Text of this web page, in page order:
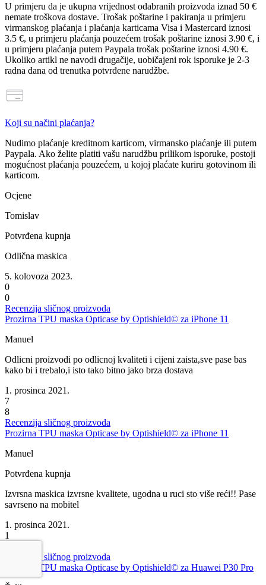
U primjeru da je ukupna vrijednost odabranih proizvoda iznad 50 €
nemate troškova dostave. Trošak poštarine i pakiranja u primjeru
virmanskog plaćanja i plaćanja karticama Visa i Mastercard iznosi
3.5 €, u primjeru plaćanja pouzećem trošak poštarine iznosi 3.90 €, i
u primjeru plaćanja putem Paypala trošak poštarine iznosi 4.90 €.
Ukoliko artikl ne navodi drugačije, uobičajeni rok isporuke je 2-3
radna dana od trenutka potvrđene narudžbe.
Koji su načini plaćanja?
Nudimo plaćanje kreditnom karticom, virmansko plaćanje ili putem
Paypala. Ako želite platiti vašu narudžbu prilikom isporuke, postoji
mogućnost plaćanja pouzećem, u kojoj plaćate kuriru gotovinom ili
karticom.
Ocjene
Tomislav
Potvrđena kupnja
Odlična maskica
5. kolovoza 2023.
0
0
Recenzija sličnog proizvoda
Prozirna TPU maska Opticase by Optishield© za iPhone 11
Manuel
Odlicni proizvodi po odlicnoj kvaliteti i cijeni zaista,sve pase bas
kako bi i trebalo,i isto tako bitno jako brza dostava
1. prosinca 2021.
7
8
Recenzija sličnog proizvoda
Prozirna TPU maska Opticase by Optishield© za iPhone 11
Manuel
Potvrđena kupnja
Izvrsna maskica izvrsne kvalitete, ugodna u ruci sto više reći!! Pase
savrseno na mobitel
1. prosinca 2021.
1
Recenzija sličnog proizvoda
Prozirna TPU maska Opticase by Optishield© za Huawei P30 Pro